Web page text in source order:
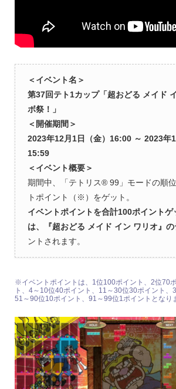
＜イベント名＞
第37回テト1カップ「超おどる メイド
ボ祭！」
＜開催期間＞
2023年12月1日（金）16:00 ～ 2023年
15:59
＜イベント概要＞
期間中、「テトリス® 99」モードの順
トポイント（※）をゲット。
イベントポイントを合計100ポイントゲ
は、
『超おどる メイド イン ワリオ』 の
ントされます。
※イベントポイントは、1位100ポイント、2位70
ト、4～10位40ポイント、11～30位30ポイント、
51～90位10ポイント、91～99位1ポイントとなり